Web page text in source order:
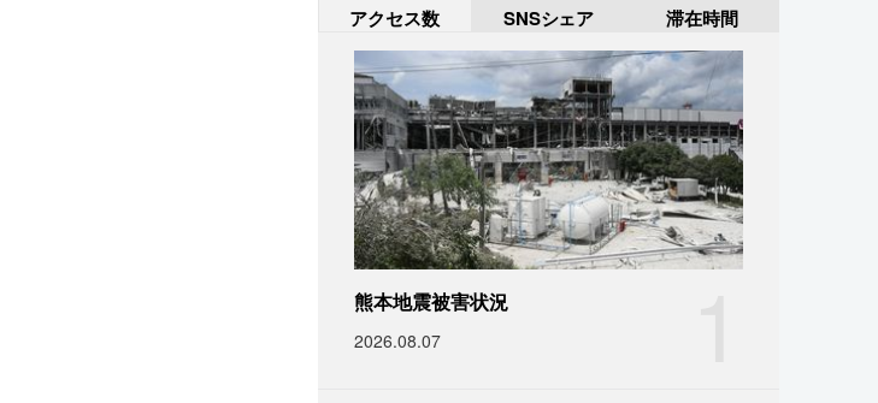
アクセス数 SNSシェア 滞在時間
熊本地震被害状況
2026.08.07